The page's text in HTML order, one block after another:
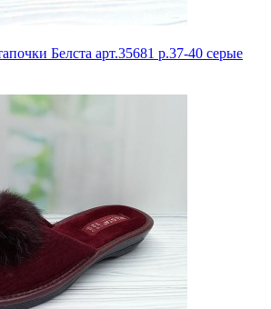
Белста арт.35681 р.37-40 серые